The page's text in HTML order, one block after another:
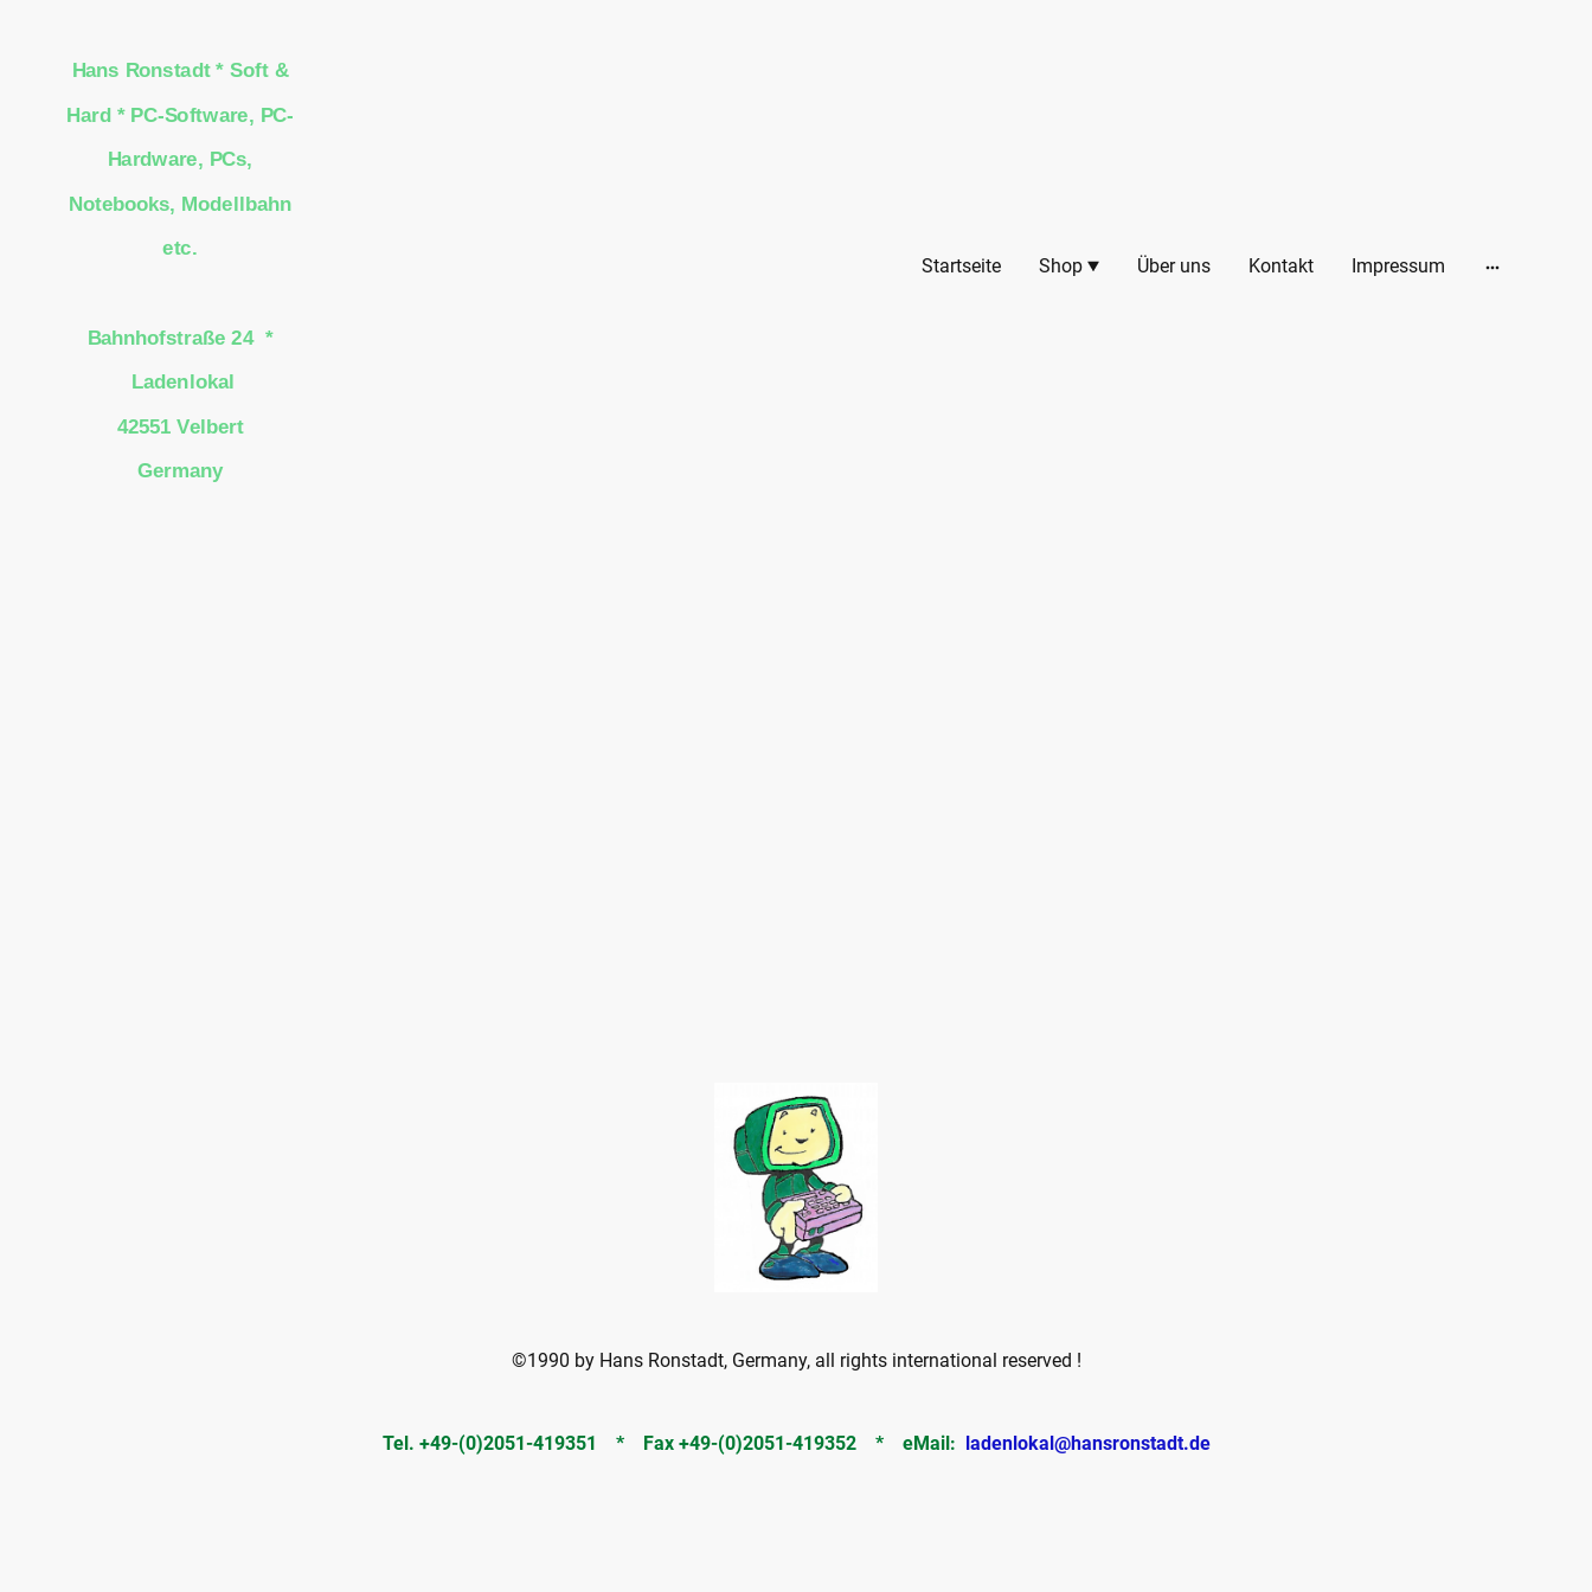
Hans Ronstadt * Soft &
Hard * PC-Software, PC-
Hardware, PCs,
Notebooks, Modellbahn
etc.
Bahnhofstraße 24 *
Ladenlokal
42551 Velbert
Germany
Startseite Shop Über uns Kontakt Impressum
©1990 by Hans Ronstadt, Germany, all rights international reserved !
Tel. +49-(0)2051-419351 * Fax +49-(0)2051-419352 * eMail: ladenlokal@hansronstadt.de